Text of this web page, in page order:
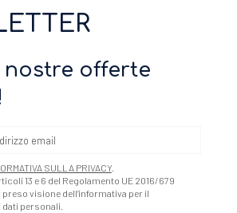
nostre offerte
SULLA PRIVACY.
13 e 6 del Regolamento UE 2016/679
visione dell’informativa per il
personali.